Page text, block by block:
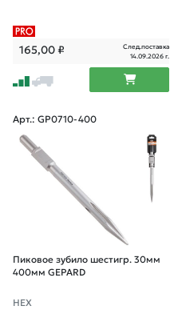
165,00₽
След.поставка
14.09.2026 г.
Арт.: GP0710-400
Пиковое зубило шестигр. 30мм
400мм GEPARD
НЕХ